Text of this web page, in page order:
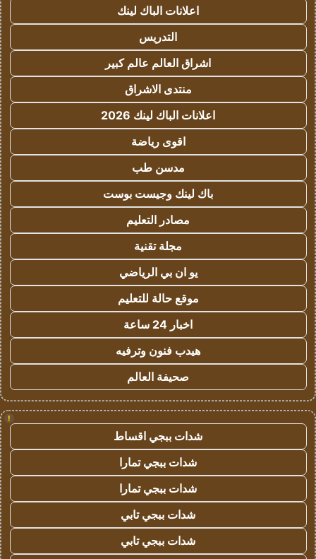
اعلانات الباك لينك
التدريس
اشراق العالم عالم كبير
منتدى الاشراق
اعلانات الباك لينك 2026
اقوى رياضة
مدسن طب
باك لينك وجيست بوست
مصادر التعليم
مجلة تقنية
يو ان بي الرياضي
موقع حالة للتعليم
اخبار 24 ساعة
هيدب فنون وترفيه
صحيفة العالم
!
شدات ببجي اقساط
شدات ببجي تمارا
شدات ببجي تمارا
شدات ببجي تابي
شدات ببجي تابي